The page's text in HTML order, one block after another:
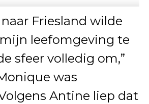
Friesland wilde
leefomgeving te
sfeer volledig om,”
was
Antine liep dat